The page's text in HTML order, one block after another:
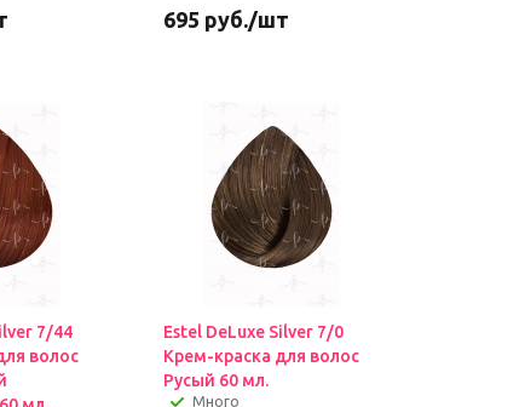
695 руб./шт
7/44
волос
Estel DeLuxe Silver 7/0
Крем-краска для волос
Русый 60 мл.
Много